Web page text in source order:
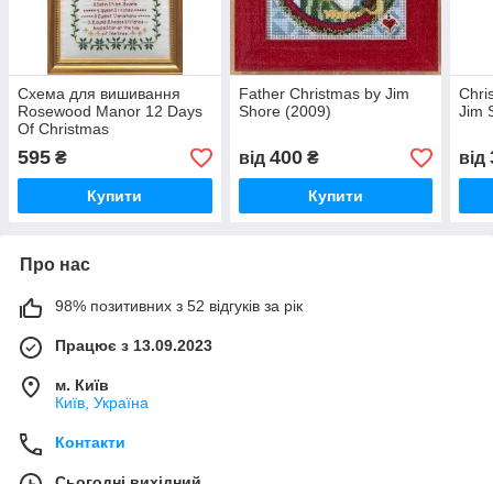
Схема для вишивання
Rosewood Manor 12 Days
Of Christmas
595 ₴
Купити
Father Christmas by Jim
Shore (2009)
від 400₴
Купити
Jim
від
Про нас
98% позитивних з 52 відгуків за рік
Працює з 13.09.2023
м. Київ
Київ, Україна
Контакти